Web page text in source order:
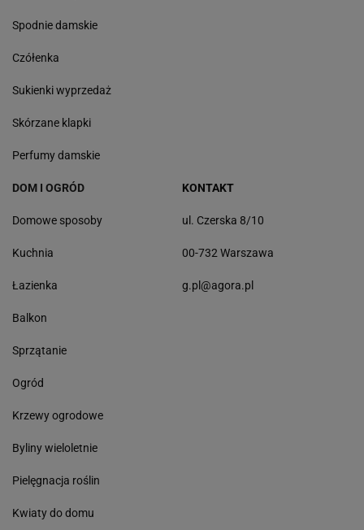
Spodnie damskie
Czółenka
Sukienki wyprzedaż
Skórzane klapki
Perfumy damskie
DOM I OGRÓD
Domowe sposoby
Kuchnia
Łazienka
Balkon
Sprzątanie
Ogród
Krzewy ogrodowe
Byliny wieloletnie
Pielęgnacja roślin
Kwiaty do domu
KONTAKT
ul. Czerska 8/10
00-732 Warszawa
g.pl@agora.pl